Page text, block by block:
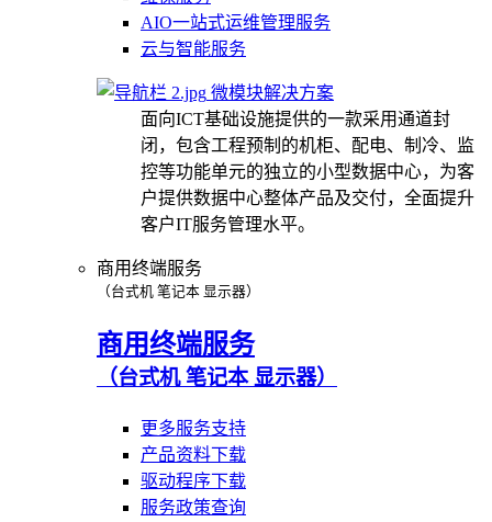
AIO一站式运维管理服务
云与智能服务
微模块解决方案
面向ICT基础设施提供的一款采用通道封
闭，包含工程预制的机柜、配电、制冷、监
控等功能单元的独立的小型数据中心，为客
户提供数据中心整体产品及交付，全面提升
客户IT服务管理水平。
商用终端服务
（台式机 笔记本 显示器）
商用终端服务
（台式机 笔记本 显示器）
更多服务支持
产品资料下载
驱动程序下载
服务政策查询